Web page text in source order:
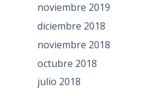
noviembre 2019
diciembre 2018
noviembre 2018
octubre 2018
julio 2018